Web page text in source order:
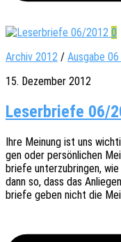
0
Archiv 2012 / Ausgabe
15. Dezember 2012
Leserbriefe 06/
Ihre Meinung ist uns
gen oder persön­li­chen
brie­fe unter­zu­brin­gen,
dann so, dass das
brie­fe geben nicht die